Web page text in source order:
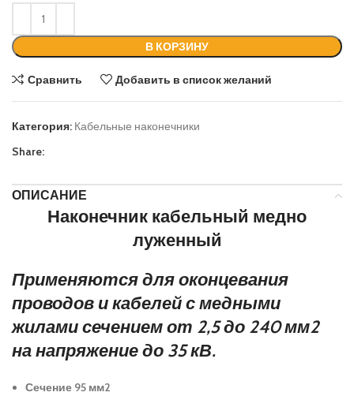
В КОРЗИНУ
Сравнить Добавить в список желаний
Категория: Кабельные наконечники
Share:
ОПИСАНИЕ
Наконечник кабельный медно
луженный
Применяются для оконцевания
проводов и кабелей с медными
жилами сечением от 2,5 до 240 мм2
на напряжение до 35 кВ.
Сечение 95 мм2